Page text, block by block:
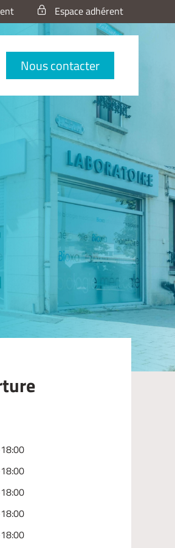
Espace adhérent
Nous contacter